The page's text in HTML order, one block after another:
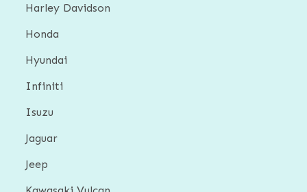
Harley Davidson
Honda
Hyundai
Infiniti
Isuzu
Jaguar
Jeep